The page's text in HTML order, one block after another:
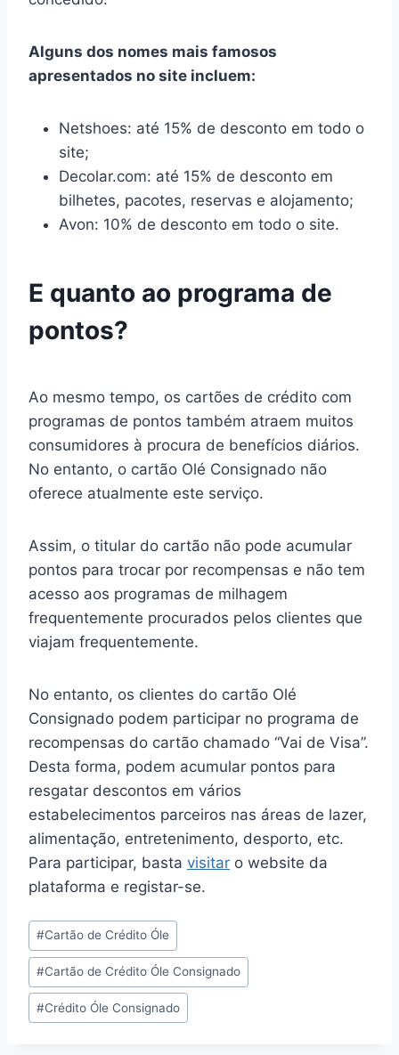
Alguns dos nomes mais famosos
apresentados no site incluem:
Netshoes: até 15% de desconto em todo o
site;
Decolar.com: até 15% de desconto em
bilhetes, pacotes, reservas e alojamento;
Avon: 10% de desconto em todo o site.
E quanto ao programa de
pontos?
Ao mesmo tempo, os cartões de crédito com
programas de pontos também atraem muitos
consumidores à procura de benefícios diários.
No entanto, o cartão Olé Consignado não
oferece atualmente este serviço.
Assim, o titular do cartão não pode acumular
pontos para trocar por recompensas e não tem
acesso aos programas de milhagem
frequentemente procurados pelos clientes que
viajam frequentemente.
No entanto, os clientes do cartão Olé
Consignado podem participar no programa de
recompensas do cartão chamado “Vai de Visa”.
Desta forma, podem acumular pontos para
resgatar descontos em vários
estabelecimentos parceiros nas áreas de lazer,
alimentação, entretenimento, desporto, etc.
Para participar, basta visitar o website da
plataforma e registar-se.
#Cartão de Crédito Óle
#Cartão de Crédito Óle Consignado
#Crédito Óle Consignado